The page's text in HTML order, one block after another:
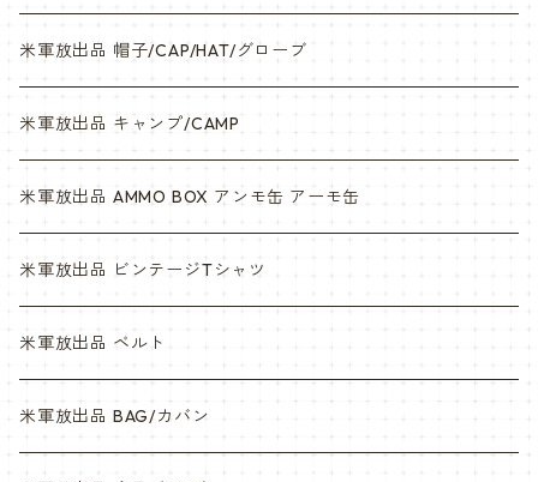
米軍放出品 帽子/CAP/HAT/グローブ
米軍放出品 キャンプ/CAMP
米軍放出品 AMMO BOX アンモ缶 アーモ缶
米軍放出品 ビンテージTシャツ
米軍放出品 ベルト
米軍放出品 BAG/カバン